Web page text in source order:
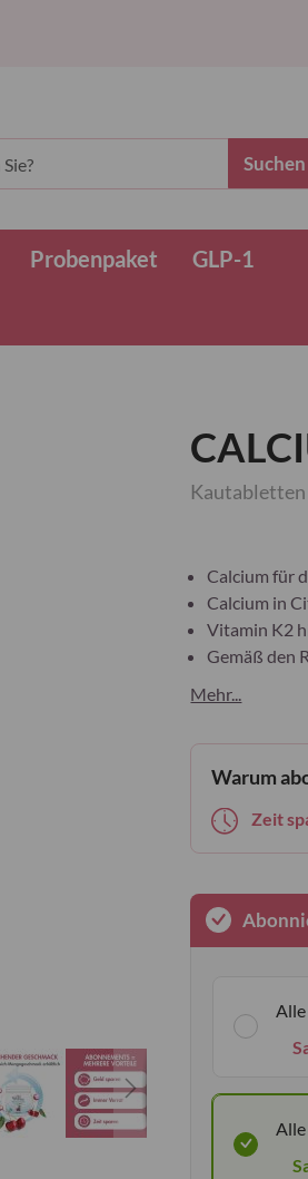
Suchen
Probenpaket GLP-1
Kautabletten
Calcium für
Calcium in
Vitamin K2
Gemäß den
Mehr...
Warum
Zeit